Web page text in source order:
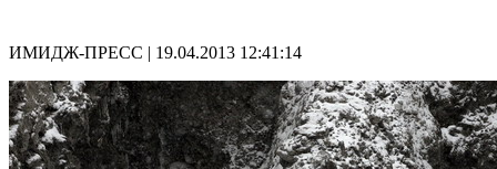
ИМИДЖ-ПРЕСС | 19.04.2013 12:41:14